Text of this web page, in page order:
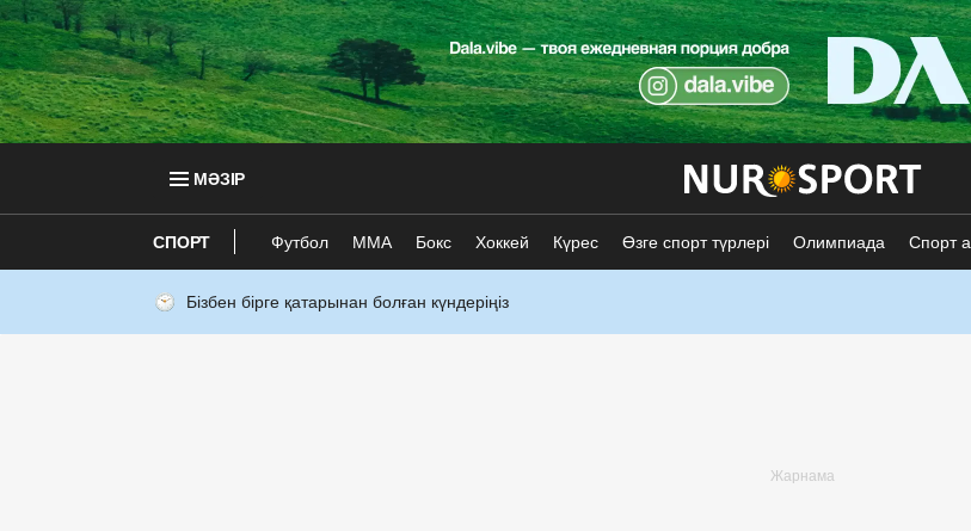
МӘЗІР
СПОРТ Футбол ММА Бокс Хоккей Күрес Өзге спорт түрлері Олимпиада Спорт
Бізбен бірге қатарынан болған күндеріңіз